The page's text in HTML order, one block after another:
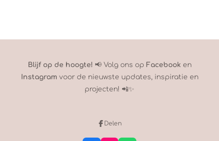
Blijf op de hoogte! 📢 Volg ons op Facebook en
Instagram voor de nieuwste updates, inspiratie en
projecten! 📲✨
Delen